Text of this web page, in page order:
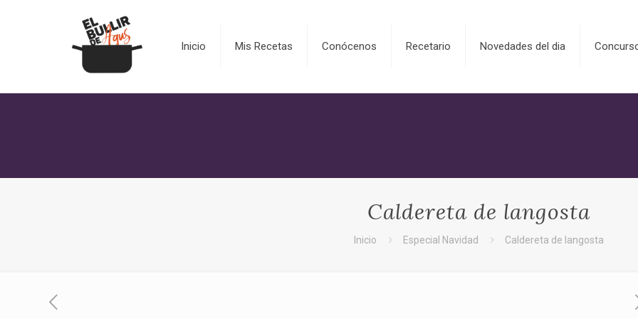
Inicio Mis Recetas Conócenos Recetario Novedades del dia
Caldereta de langosta
Inicio Especial Navidad Caldereta de langosta